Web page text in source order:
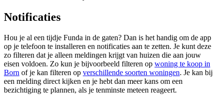
Notificaties
Hou je al een tijdje Funda in de gaten? Dan is het handig om de app
op je telefoon te installeren en notificaties aan te zetten. Je kunt deze
zo filteren dat je alleen meldingen krijgt van huizen die aan jouw
eisen voldoen. Zo kun je bijvoorbeeld filteren op woning te koop in
Born of je kan filteren op verschillende soorten woningen. Je kan bij
een melding direct kijken en je hebt dan meer kans om een
bezichtiging te plannen, als je tenminste meteen reageert.